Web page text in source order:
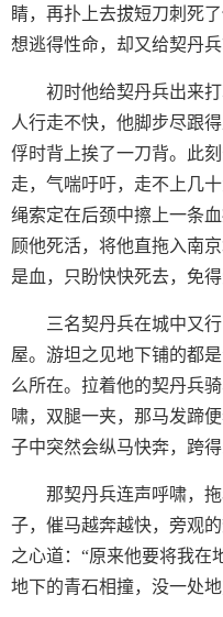
睛，再扑上去拔短刀刺死
想逃得性命，却又给契丹兵
初时他给契丹兵出来
人行走不快，他脚步尽跟
俘时背上挨了一刀背。此
走，气喘吁吁，走不上几
绳索定在后颈中擦上一条
顾他死活，将他直拖入南
是血，只盼快快死去，免得
三名契丹兵在城中又
屋。游坦之见地下铺的都
么所在。拉着他的契丹兵
啸，双腿一夹，那马发蹄
子中突然会纵马快奔，跨
那契丹兵连声呼啸，
子，催马越奔越快，旁观
之心道：“原来他要将我在
地下的青石相撞，没一处地